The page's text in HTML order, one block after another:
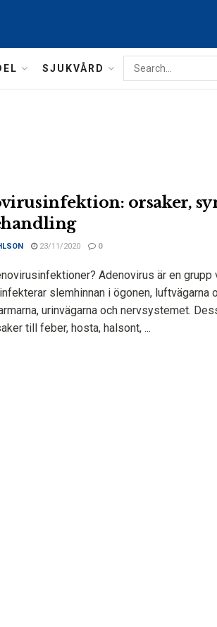
SJUKVÅRD
orsaker,
23/11/2020 0
Adenovirus är en grupp
slemhinnan i ögonen, luftvägarna
urinvägarna och nervsystemet.
till feber, hosta, halsont, ...